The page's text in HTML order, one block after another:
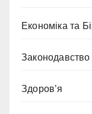
Економіка та
Законодавство
Здоров’я